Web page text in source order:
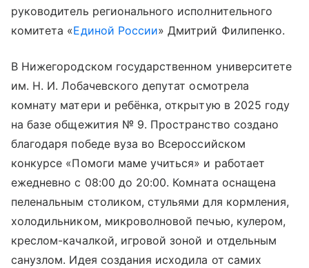
руководитель регионального исполнительного
комитета «Единой России» Дмитрий Филипенко.
В Нижегородском государственном университете
им. Н. И. Лобачевского депутат осмотрела
комнату матери и ребёнка, открытую в 2025 году
на базе общежития № 9. Пространство создано
благодаря победе вуза во Всероссийском
конкурсе «Помоги маме учиться» и работает
ежедневно с 08:00 до 20:00. Комната оснащена
пеленальным столиком, стульями для кормления,
холодильником, микроволновой печью, кулером,
креслом-качалкой, игровой зоной и отдельным
санузлом. Идея создания исходила от самих